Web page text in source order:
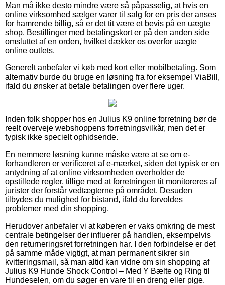
Man må ikke desto mindre være så påpasselig, at hvis en
online virksomhed sælger varer til salg for en pris der anses
for hamrende billig, så er det tit være et bevis på en uægte
shop. Bestillinger med betalingskort er på den anden side
omsluttet af en orden, hvilket dækker os overfor uægte
online outlets.
Generelt anbefaler vi køb med kort eller mobilbetaling. Som
alternativ burde du bruge en løsning fra for eksempel ViaBill,
ifald du ønsker at betale betalingen over flere uger.
Inden folk shopper hos en Julius K9 online forretning bør de
reelt overveje webshoppens forretningsvilkår, men det er
typisk ikke specielt ophidsende.
En nemmere løsning kunne måske være at se om e-
forhandleren er verificeret af e-mærket, siden det typisk er en
antydning af at online virksomheden overholder de
opstillede regler, tillige med at forretningen tit monitoreres af
jurister der forstår vedtægterne på området. Desuden
tilbydes du mulighed for bistand, ifald du forvoldes
problemer med din shopping.
Herudover anbefaler vi at køberen er vaks omkring de mest
centrale betingelser der influerer på handlen, eksempelvis
den returneringsret forretningen har. I den forbindelse er det
på samme måde vigtigt, at man permanent sikrer sin
kvitteringsmail, så man altid kan vidne om sin shopping af
Julius K9 Hunde Shock Control – Med Y Bælte og Ring til
Hundeselen, om du søger en vare til en dreng eller pige.